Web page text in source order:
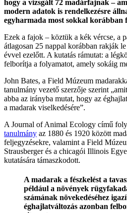
hogy a vizsgált 72 madárfajnak –
modern adatok is rendelkezésre
egyharmada most sokkal korábban
Ezek a fajok – köztük a kék vércse, a
átlagosan 25 nappal korábban rakják
évvel ezelőtt. A kutatás rámutat: a
felborítja a folyamatot, amely sokáig
John Bates, a Field Múzeum
tanulmány vezető szerzője szerint
abba az irányba mutat, hogy az
a madarak viselkedésére”.
A Journal of Animal Ecology című
tanulmány az 1880 és 1920 között
feljegyzésekre, valamint a Field
Strausberger és a chicagói Illinois
kutatására támaszkodott.
A madarak a fészkelést a
például a növények
számának növekedéséhez
éghajlatváltozás azonban